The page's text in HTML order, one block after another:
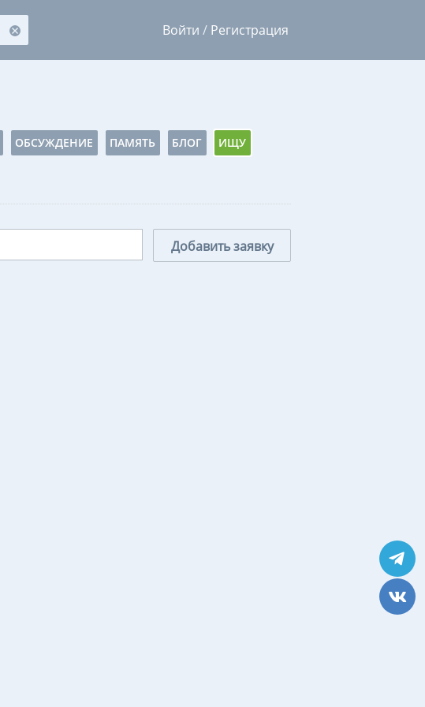
Войти / Регистрация
ОБСУЖДЕНИЕ ПАМЯТЬ БЛОГ ИЩУ
Добавить заявку